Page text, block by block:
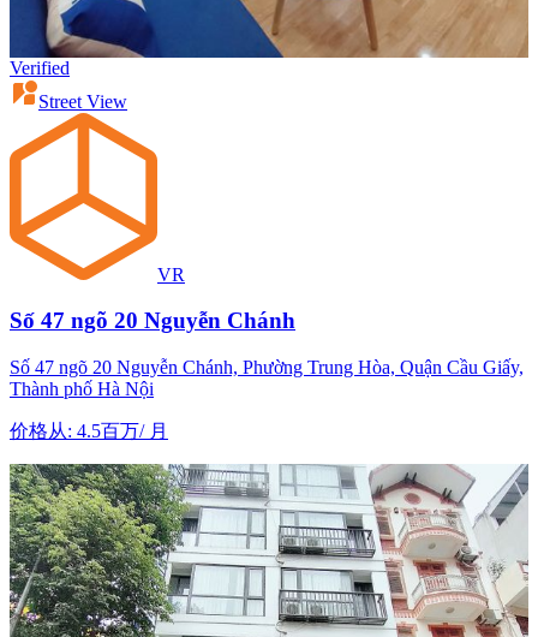
Verified
Street View
VR
Số 47 ngõ 20 Nguyễn Chánh
Số 47 ngõ 20 Nguyễn Chánh, Phường Trung Hòa, Quận Cầu Giấy,
Thành phố Hà Nội
价格从: 4.5百万/月